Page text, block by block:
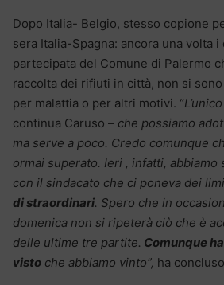
Dopo Italia- Belgio, stesso copione
sera Italia-Spagna: ancora una volta
partecipata del Comune di Palermo
raccolta dei rifiuti in città, non si
per malattia o per altri motivi. “
continua Caruso – che possiamo
ma serve a poco. Credo comunque
ormai superato. Ieri , infatti, abbiamo
con il sindacato che ci poneva dei
di straordinari. Spero che in
domenica non si ripeterà ciò che è
delle ultime tre partite. Comunque
visto che abbiamo vinto”, ha